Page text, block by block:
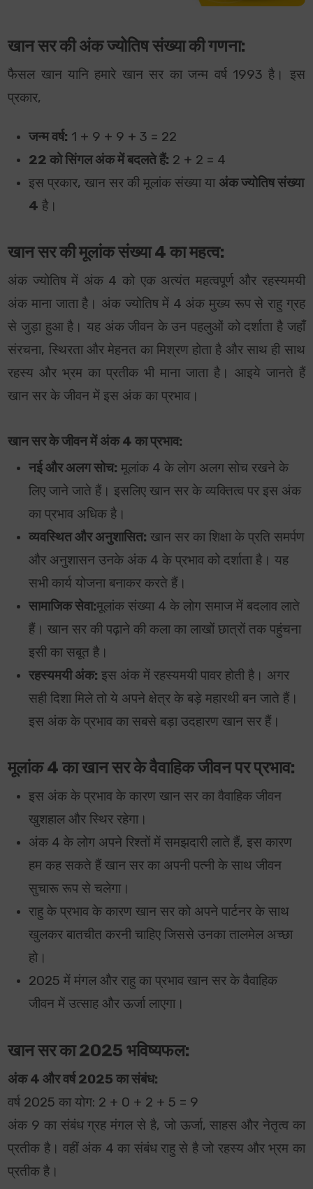
खान सर की अंक ज्योतिष संख्या की गणना:
फैसल खान यानि हमारे खान सर का जन्म वर्ष 1993 है। इस
प्रकार,
जन्म वर्ष: 1 + 9 + 9 + 3 = 22
22 को सिंगल अंक में बदलते हैं: 2 + 2 = 4
इस प्रकार, खान सर की मूलांक संख्या या अंक ज्योतिष संख्या
4 है।
खान सर की मूलांक संख्या 4 का महत्व:
अंक ज्योतिष में अंक 4 को एक अत्यंत महत्वपूर्ण और रहस्यमयी
अंक माना जाता है। अंक ज्योतिष में 4 अंक मुख्य रूप से राहु ग्रह
से जुड़ा हुआ है। यह अंक जीवन के उन पहलुओं को दर्शाता है जहाँ
संरचना, स्थिरता और मेहनत का मिश्रण होता है और साथ ही साथ
रहस्य और भ्रम का प्रतीक भी माना जाता है। आइये जानते हैं
खान सर के जीवन में इस अंक का प्रभाव।
खान सर के जीवन में अंक 4 का प्रभाव:
नई और अलग सोच: मूलांक 4 के लोग अलग सोच रखने के
लिए जाने जाते हैं। इसलिए खान सर के व्यक्तित्व पर इस अंक
का प्रभाव अधिक है।
व्यवस्थित और अनुशासित: खान सर का शिक्षा के प्रति समर्पण
और अनुशासन उनके अंक 4 के प्रभाव को दर्शाता है। यह
सभी कार्य योजना बनाकर करते हैं।
सामाजिक सेवा:मूलांक संख्या 4 के लोग समाज में बदलाव लाते
हैं। खान सर की पढ़ाने की कला का लाखों छात्रों तकपहुंचना
इसी का सबूत है।
रहस्यमयी अंक: इस अंक में रहस्यमयी पावर होती है। अगर
सही दिशा मिले तो ये अपने क्षेत्र के बड़े महारथी बन जाते हैं।
इस अंक के प्रभाव का सबसे बड़ा उदहारण खान सर हैं।
मूलांक 4 का खान सर के वैवाहिक जीवन पर प्रभाव:
इस अंक के प्रभाव के कारण खान सर का वैवाहिक जीवन
खुशहाल और स्थिर रहेगा।
अंक 4 के लोग अपने रिश्तों में समझदारी लाते हैं, इस कारण
हम कह सकते हैं खान सर का अपनी पत्नी के साथ जीवन
सुचारू रूप से चलेगा।
राहु के प्रभाव के कारण खान सर को अपने पार्टनर के साथ
खुलकर बातचीत करनी चाहिए जिससे उनका तालमेल अच्छा
हो।
2025 में मंगल और राहु का प्रभाव खान सर के वैवाहिक
जीवन में उत्साह और ऊर्जा लाएगा।
खान सर का 2025 भविष्यफल:
अंक 4 और वर्ष 2025 का संबंध:
वर्ष 2025 का योग: 2 + 0 + 2 + 5 = 9
अंक 9 का संबंध ग्रह मंगल से है, जो ऊर्जा, साहस और नेतृत्व का
प्रतीक है। वहीं अंक 4 का संबंध राहु से है जो रहस्य और भ्रम का
प्रतीक है।